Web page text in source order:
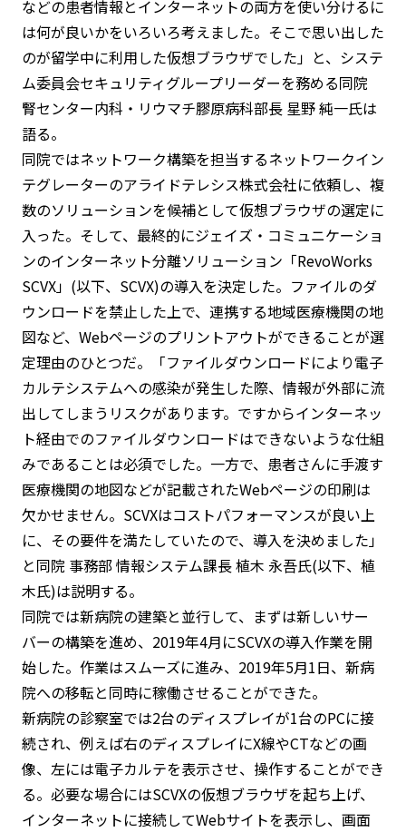
などの患者情報とインターネットの両方を使い分けるに
は何が良いかをいろいろ考えました。そこで思い出した
のが留学中に利用した仮想ブラウザでした」と、システ
ム委員会セキュリティグループリーダーを務める同院
腎センター内科・リウマチ膠原病科部長 星野 純一氏は
語る。
同院ではネットワーク構築を担当するネットワークイン
テグレーターのアライドテレシス株式会社に依頼し、複
数のソリューションを候補として仮想ブラウザの選定に
入った。そして、最終的にジェイズ・コミュニケーショ
ンのインターネット分離ソリューション「RevoWorks
SCVX」(以下、SCVX)の導入を決定した。ファイルのダ
ウンロードを禁止した上で、連携する地域医療機関の地
図など、Webページのプリントアウトができることが選
定理由のひとつだ。「ファイルダウンロードにより電子
カルテシステムへの感染が発生した際、情報が外部に流
出してしまうリスクがあります。ですからインターネッ
ト経由でのファイルダウンロードはできないような仕組
みであることは必須でした。一方で、患者さんに手渡す
医療機関の地図などが記載されたWebページの印刷は
欠かせません。SCVXはコストパフォーマンスが良い上
に、その要件を満たしていたので、導入を決めました」
と同院 事務部 情報システム課長 植木 永吾氏(以下、植
木氏)は説明する。
同院では新病院の建築と並行して、まずは新しいサー
バーの構築を進め、2019年4月にSCVXの導入作業を開
始した。作業はスムーズに進み、2019年5月1日、新病
院への移転と同時に稼働させることができた。
新病院の診察室では2台のディスプレイが1台のPCに接
続され、例えば右のディスプレイにX線やCTなどの画
像、左には電子カルテを表示させ、操作することができ
る。必要な場合にはSCVXの仮想ブラウザを起ち上げ、
インターネットに接続してWebサイトを表示し、画面